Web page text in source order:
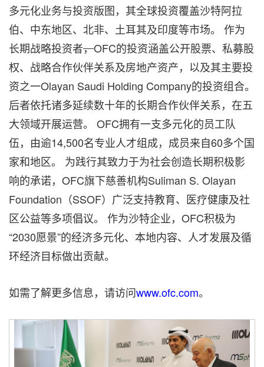
多元化业务与投资版图，其全球投资覆盖沙特阿拉
伯、中东地区、北非、土耳其及印度等市场。 作为
长期战略投资者，OFC的投资涵盖公开股票、私募股
权、战略合作伙伴关系及房地产资产，以及其主要投
资之一Olayan Saudi Holding Company的投资组合。
后者依托诸多延续数十年的长期合作伙伴关系，在五
大领域开展运营。 OFC拥有一支多元化的员工队
伍，由逾14,500名专业人才组成，成员来自60多个国
家和地区。 为践行其致力于为社会创造长期积极影
响的承诺，OFC旗下慈善机构Suliman S. Olayan
Foundation（SSOF）广泛支持教育、医疗健康及社
区公益等多项倡议。 作为沙特企业，OFC积极为
“2030愿景”的经济多元化、本地内容、人才发展及循
环经济目标做出贡献。
如需了解更多信息，请访问www.ofc.com。